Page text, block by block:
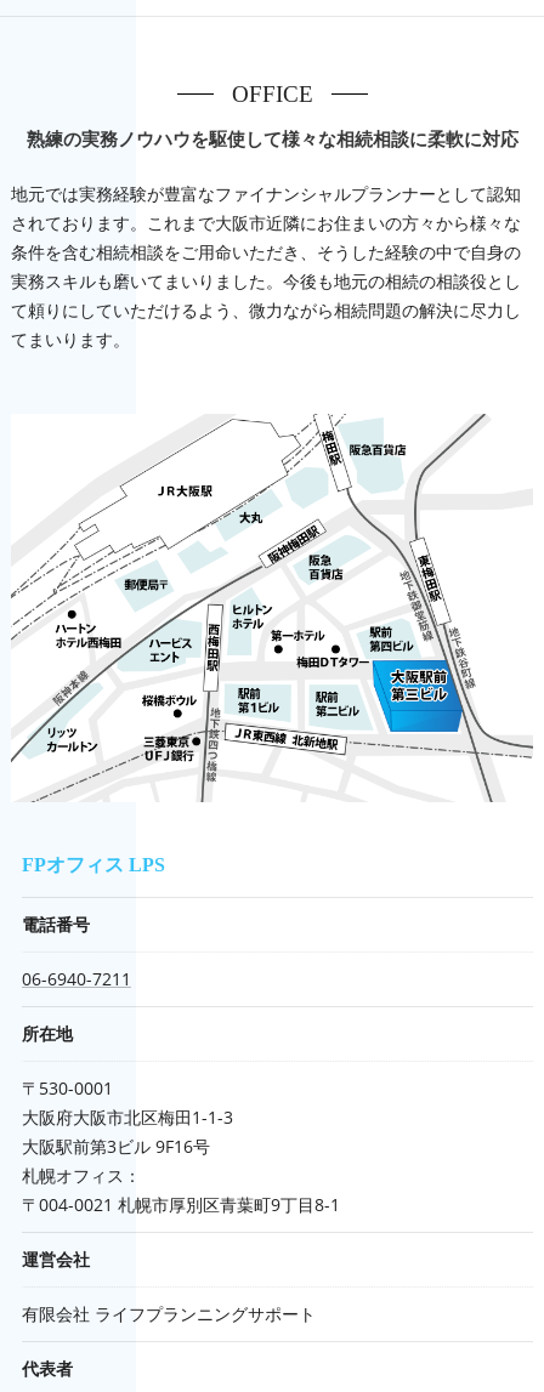
熟練の実務ノウハウを駆使して様々な相続相談に柔軟に対応
OFFICE
地元では実務経験が豊富なファイナンシャルプランナーとして認知
されております。これまで大阪市近隣にお住まいの方々から様々な
条件を含む相続相談をご用命いただき、そうした経験の中で自身の
実務スキルも磨いてまいりました。今後も地元の相続の相談役とし
て頼りにしていただけるよう、微力ながら相続問題の解決に尽力し
てまいります。
FPオフィス LPS
電話番号
06-6940-7211
所在地
〒530-0001
大阪府大阪市北区梅田1-1-3
大阪駅前第3ビル 9F16号
札幌オフィス：
〒004-0021 札幌市厚別区青葉町9丁目8-1
運営会社
有限会社 ライフプランニングサポート
代表者